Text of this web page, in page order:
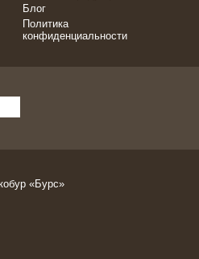
Блог
Политика
конфиденциальности
«Бурс»